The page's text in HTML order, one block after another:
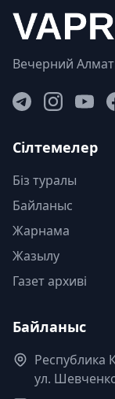
Вечерний
Сілтемелер
Біз туралы
Байланыс
Жарнама
Жазылу
Газет архиві
Байланыс
Республика
ул.